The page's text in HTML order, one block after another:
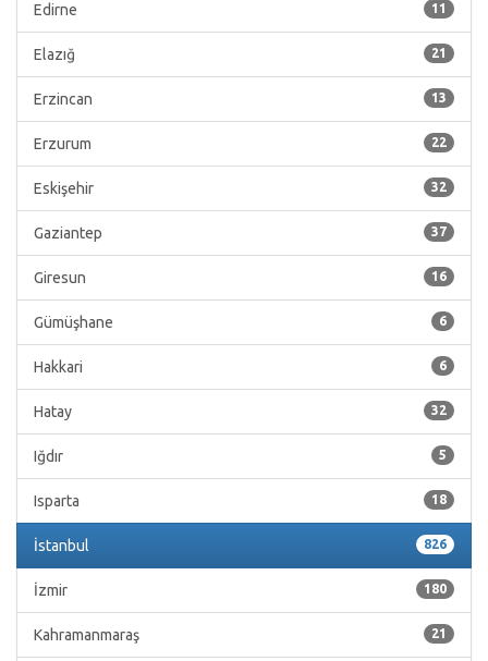
11
Edirne
21
Elazığ
13
Erzincan
22
Erzurum
32
Eskişehir
37
Gaziantep
16
Giresun
6
Gümüşhane
6
Hakkari
32
Hatay
5
Iğdır
18
Isparta
826
İstanbul
180
İzmir
21
Kahramanmaraş